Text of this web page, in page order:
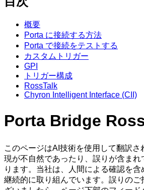
概要
Porta に接続する方法
Porta で接続をテストする
カスタムトリガー
GPI
トリガー構成
RossTalk
Chyron Intelligent Interface (CII)
Porta Bridge
このページはAI技術を使用して翻訳さ
現が不自然であったり、誤りが含まれ
ります。当社は、人間による確認を
継続的に取り組んでいます。誤りの